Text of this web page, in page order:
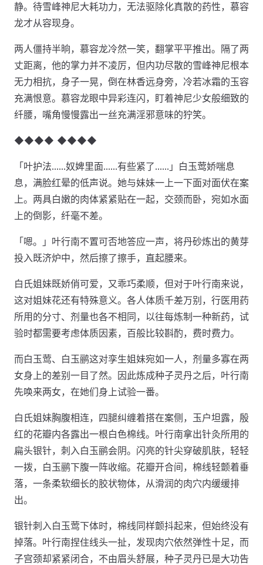
静。待雪峰神尼大耗功力，无法驱除化真散的药性，慕容
龙才从容现身。
两人僵持半晌，慕容龙冷然一笑，翻掌平平推出。隔了两
丈距离，他的掌力并不凌厉，但内功尽散的雪峰神尼根本
无力相抗，身子一晃，倒在林香远身旁，冷若冰霜的玉容
充满恨意。慕容龙眼中异彩连闪，盯着神尼少女般细致的
纤腰，嘴角慢慢露出一丝充满淫邪意味的狞笑。
◆◆◆◆ ◆◆◆◆
「叶护法……奴婢里面……有些紧了……」白玉莺娇喘息
息，满脸红晕的低声说。她与妹妹一上一下面对面伏在案
上。两具白嫩的肉体紧紧贴在一起，交颈而卧，宛如水面
上的倒影，纤毫不差。
「嗯。」叶行南不置可否地答应一声，将丹砂炼出的黄芽
投入既济炉中，然后擦了擦手，直起腰来。
白氏姐妹既娇俏可爱，又乖巧柔顺，但对于叶行南来说，
这对姐妹花还有特殊意义。各人体质千差万别，行医用药
所用的分寸、剂量也各不相同，以往每炼制一种新药，试
验时都需要考虑体质因素，百般比较斟酌，费时费力。
而白玉莺、白玉鹂这对孪生姐妹宛如一人，剂量多寡在两
女身上的差别一目了然。因此炼成种子灵丹之后，叶行南
先唤来两女，在她们身上试验一番。
白氏姐妹胸腹相连，四腿纠缠着搭在案侧，玉户坦露，殷
红的花瓣内各露出一根白色棉线。叶行南拿出针灸所用的
扁头银针，刺入白玉鹂会阴。闪亮的针尖穿破肌肤，轻轻
一拨，白玉鹂下腹一阵收缩。花瓣开合间，棉线轻颤着垂
落，一条柔软细长的胶状物体，从滑润的肉穴内缓缓排
出。
银针刺入白玉莺下体时，棉线同样颤抖起来，但始终没有
掉落。叶行南捏住线头一扯，发现肉穴依然弹性十足，而
子宫颈却紧紧闭合，不由眉头舒展，种子灵丹已是大功告